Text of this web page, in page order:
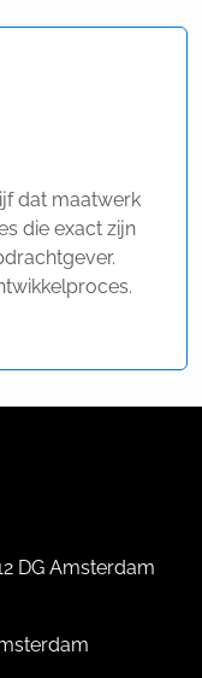
dat maatwerk
die exact zijn
DG Amsterdam